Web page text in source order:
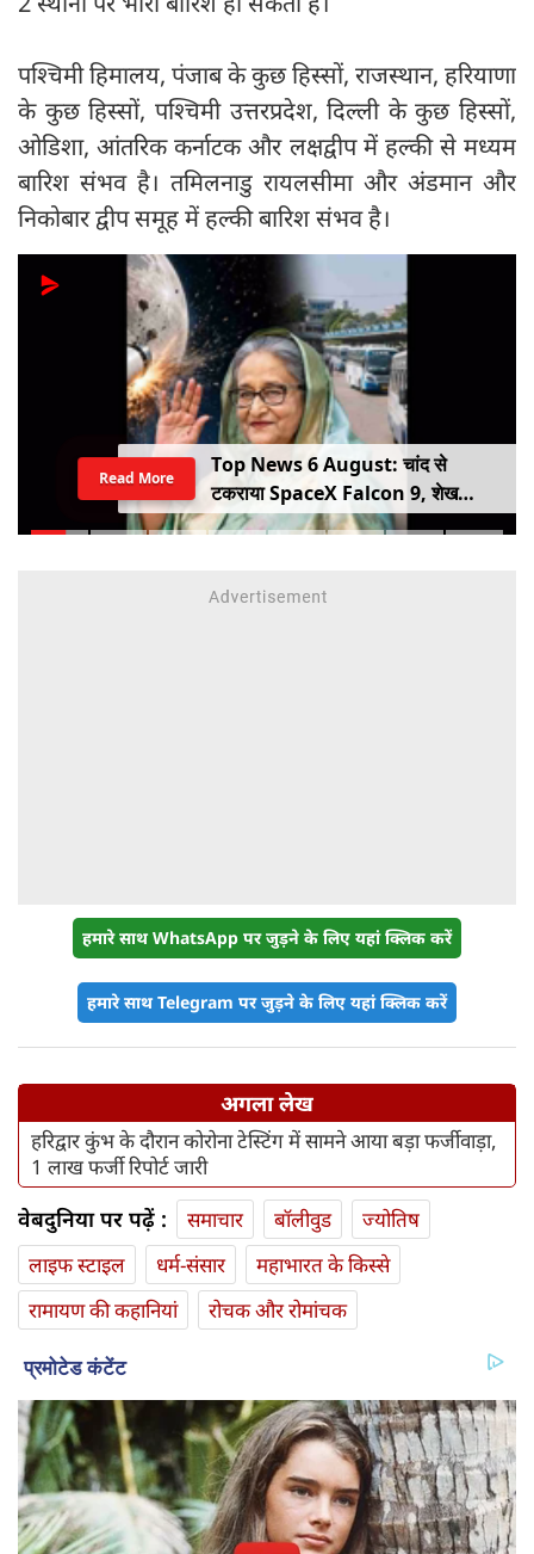
पश्चिमी हिमालय, पंजाब के कुछ हिस्सों, राजस्थान, हरियाणा
के कुछ हिस्सों, पश्चिमी उत्तरप्रदेश, दिल्ली के कुछ हिस्सों,
ओडिशा, आंतरिक कर्नाटक और लक्षद्वीप में हल्की से मध्यम
बारिश संभव है। तमिलनाडु रायलसीमा और अंडमान और
निकोबार द्वीप समूह में हल्की बारिश संभव है।
Top News 6 August: चांद से
टकराया SpaceX Falcon 9, शेख
हसीना की घर वापसी का ऐलान, MP में बस
Read More
हमारे साथ WhatsApp पर जुड़ने के लिए यहां क्लिक करें
हमारे साथ Telegram पर जुड़ने के लिए यहां क्लिक करें
अगला लेख
हरिद्वार कुंभ के दौरान कोरोना टेस्टिंग में सामने आया बड़ा फर्जीवाड़ा,
1 लाख फर्जी रिपोर्ट जारी
वेबदुनिया पर पढ़ें : समाचार बॉलीवुड
ज्योतिष
लाइफ स्‍टाइल
धर्म-संसार
महाभारत के किस्से
रामायण की कहानियां
रोचक और रोमांचक